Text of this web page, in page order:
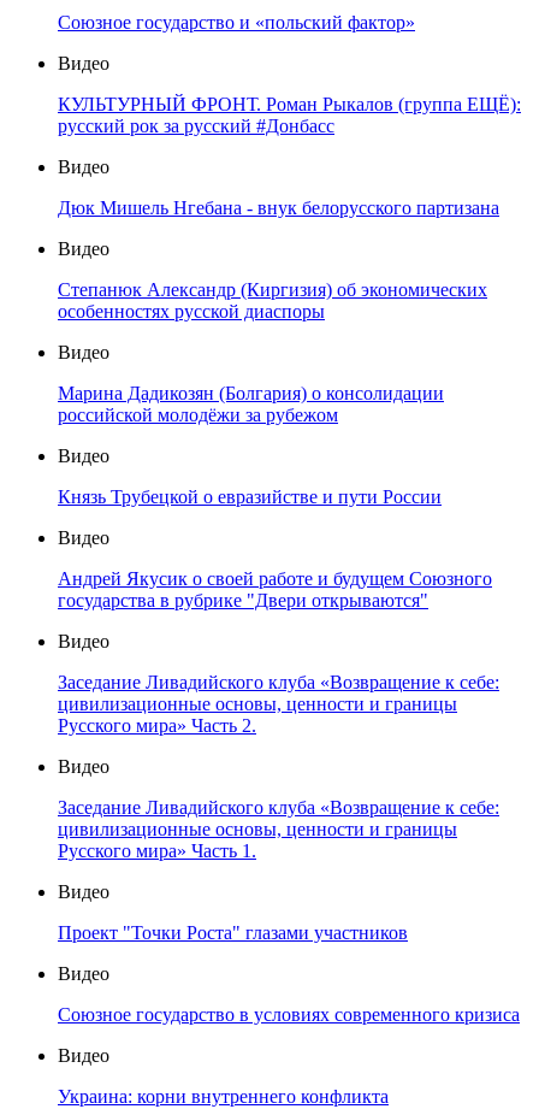
Союзное государство и «польский фактор»
Видео
КУЛЬТУРНЫЙ ФРОНТ. Роман Рыкалов (группа ЕЩЁ):
русский рок за русский #Донбасс
Видео
Дюк Мишель Нгебана - внук белорусского партизана
Видео
Степанюк Александр (Киргизия) об экономических
особенностях русской диаспоры
Видео
Марина Дадикозян (Болгария) о консолидации
российской молодёжи за рубежом
Видео
Князь Трубецкой о евразийстве и пути России
Видео
Андрей Якусик о своей работе и будущем Союзного
государства в рубрике "Двери открываются"
Видео
Заседание Ливадийского клуба «Возвращение к себе:
цивилизационные основы, ценности и границы
Русского мира» Часть 2.
Видео
Заседание Ливадийского клуба «Возвращение к себе:
цивилизационные основы, ценности и границы
Русского мира» Часть 1.
Видео
Проект "Точки Роста" глазами участников
Видео
Союзное государство в условиях современного кризиса
Видео
Украина: корни внутреннего конфликта